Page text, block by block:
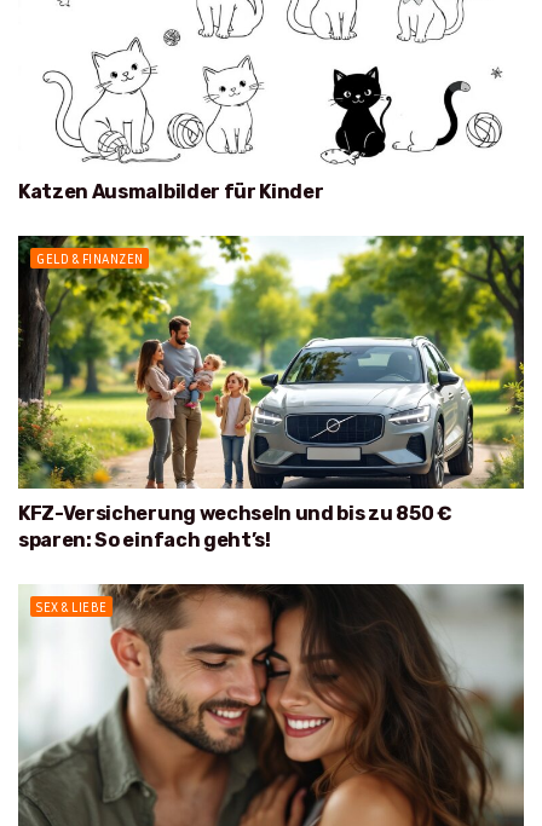
Katzen Ausmalbilder für Kinder
GELD & FINANZEN
KFZ-Versicherung wechseln und bis zu 850 €
sparen: So einfach geht’s!
SEX & LIEBE